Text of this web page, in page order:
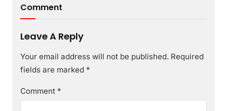
Comment
Leave A Reply
Your email address will not be published. Required
fields are marked *
Comment *